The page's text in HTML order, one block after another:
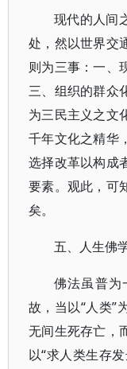
现代的人间
处，然以世界交
则为三事：一、
三、组织的群众
为三民主义之文
千年文化之精华
选择改革以构成
要素。观此，可
矣。
五、人生佛
佛法虽普为
故，当以“人类”
无间生死存亡，
以“求人类生存